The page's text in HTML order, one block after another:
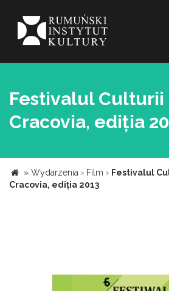
Festivalul Culturii
Cracovia, ediția
» Wydarzenia › Film › Festivalul
Cracovia, ediția 2013